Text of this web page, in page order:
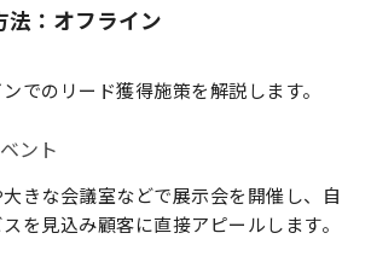
法：オフライン
でのリード獲得施策を解説します。
ント
きな会議室などで展示会を開催し、自
を見込み顧客に直接アピールします。